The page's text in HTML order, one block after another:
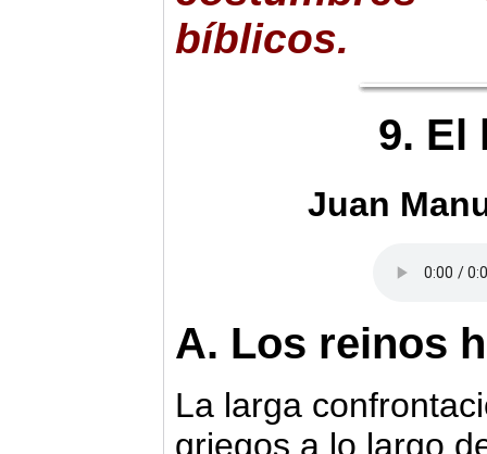
bíblicos.
9. El
Juan
A. Los reinos
La larga
griegos a lo largo